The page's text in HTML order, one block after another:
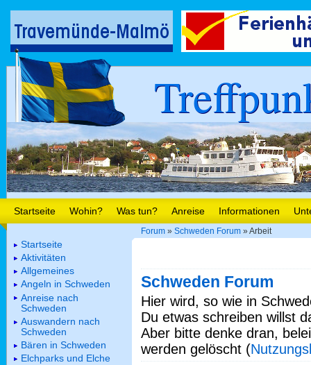
Startseite Wohin? Was tun? Anreise Informationen
Forum » Schweden Forum » Arbeit
Schweden Forum
Hier wird, so wie in
Du etwas schreiben willst
Aber bitte denke dran,
werden gelöscht (
Startseite
Aktivitäten
Allgemeines
Angeln in Schweden
Anreise nach
Schweden
Auswandern nach
Schweden
Bären in Schweden
Elchparks und Elche